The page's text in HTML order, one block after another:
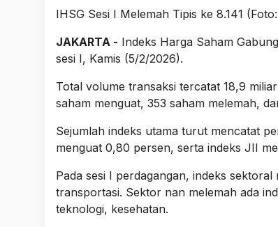
IHSG Sesi I Melemah Tipis ke 8.141
JAKARTA - Indeks Harga Saham
sesi I, Kamis (5/2/2026).
Total volume transaksi tercatat 18,9
saham menguat, 353 saham melemah,
Sejumlah indeks utama turut mencatat
menguat 0,80 persen, serta indeks JII
Pada sesi I perdagangan, indeks
transportasi. Sektor nan melemah ada
teknologi, kesehatan.